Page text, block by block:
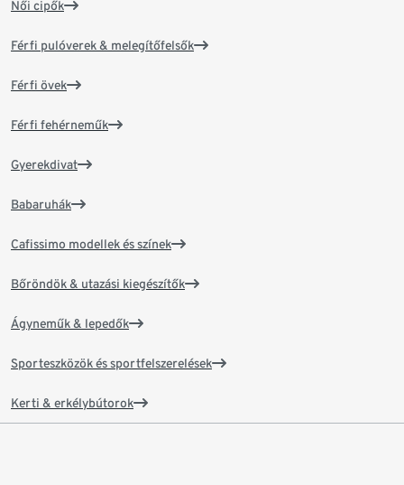
Női cipők
Férfi pulóverek & melegítőfelsők
Férfi övek
Férfi fehérneműk
Gyerekdivat
Babaruhák
Cafissimo modellek és színek
Bőröndök & utazási kiegészítők
Ágyneműk & lepedők
Sporteszközök és sportfelszerelések
Kerti & erkélybútorok